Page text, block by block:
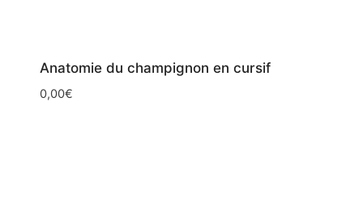
Anatomie du champignon en cursif
0,00€